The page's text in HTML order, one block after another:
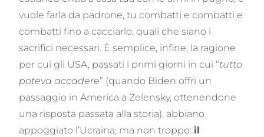
vuole farla da padrone, tu combatti e combatti e
combatti fino a cacciarlo, quali che siano i
sacrifici necessari. È semplice, infine, la ragione
per cui gli USA, passati i primi giorni in cui “tutto
poteva accadere” (quando Biden offrì un
passaggio in America a Zelensky, ottenendone
una risposta passata alla storia), abbiano
appoggiato l’Ucraina, ma non troppo: il